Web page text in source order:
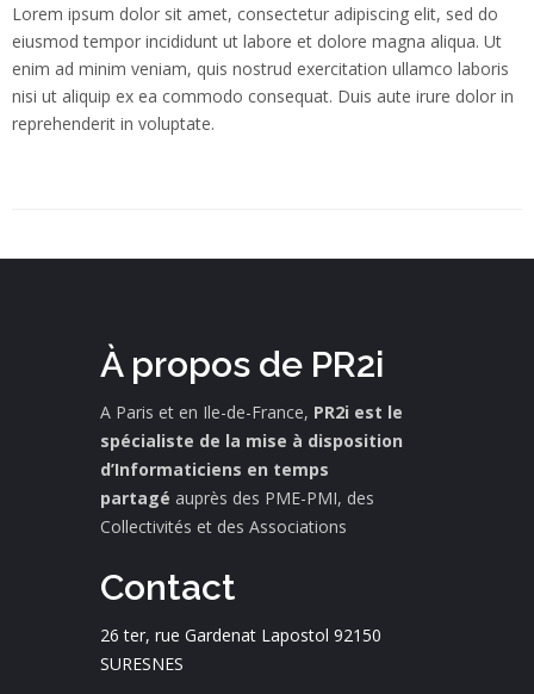
Lorem ipsum dolor sit amet, consectetur adipiscing elit, sed do
eiusmod tempor incididunt ut labore et dolore magna aliqua. Ut
enim ad minim veniam, quis nostrud exercitation ullamco laboris
nisi ut aliquip ex ea commodo consequat. Duis aute irure dolor in
reprehenderit in voluptate.
À propos de PR2i
A Paris et en Ile-de-France, PR2i est le
spécialiste de la mise à disposition
d’Informaticiens en temps
partagé auprès des PME-PMI, des
Collectivités et des Associations
Contact
26 ter, rue Gardenat Lapostol 92150
SURESNES